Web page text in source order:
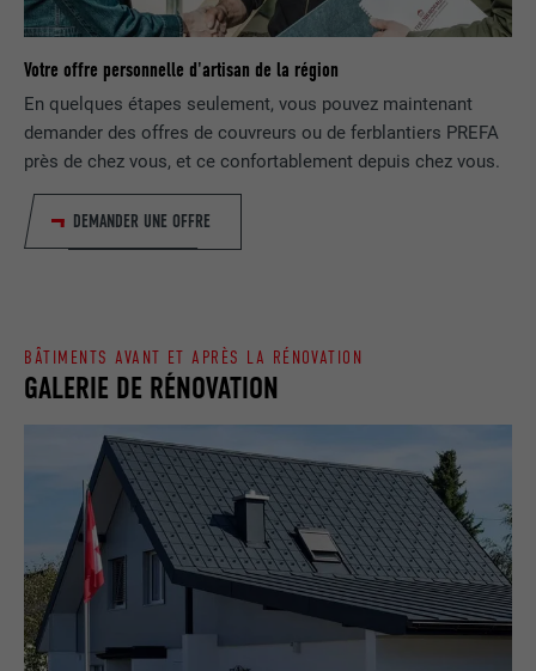
Votre offre personnelle d'artisan de la région
En quelques étapes seulement, vous pouvez maintenant
demander des offres de couvreurs ou de ferblantiers PREFA
près de chez vous, et ce confortablement depuis chez vous.
DEMANDER UNE OFFRE
GALERIE DE RÉNOVATION
BÂTIMENTS AVANT ET APRÈS LA RÉNOVATION
EXPIRATION 1 jour
UTILITÉ
Enregistre un identifiant unique utilisé
pour générer des données statistiques
sur la manière dont l'utilisateur utilise le
site Internet.
NOM _gaexp
Est placé afin de tester si le navigateur
NOM lang
FOURNISSEUR ads.linkedin.com
UTILITÉ
l'utilisateur pour un site Internet.
FOURNISSEUR LinkedIn
UTILITÉ
Utilisé par LinkedIn lorsqu'un site
Internet contient une fenêtre « Suivez-
nous » intégrée.
NOM bcookie
FOURNISSEUR